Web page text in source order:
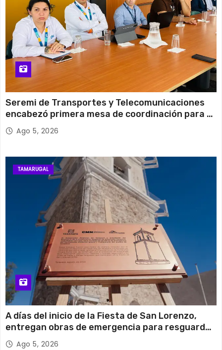
Seremi de Transportes y Telecomunicaciones
encabezó primera mesa de coordinación para el
retiro de cables en desuso en Iquique
Ago 5, 2026
TAMARUGAL
A días del inicio de la Fiesta de San Lorenzo,
entregan obras de emergencia para resguardar
su histórico campanario
Ago 5, 2026